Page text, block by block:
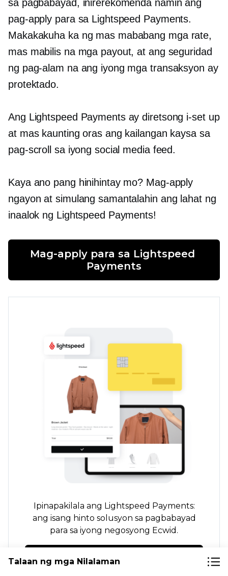
sa pagbabayad, inirerekomenda namin ang
pag-apply para sa Lightspeed Payments.
Makakakuha ka ng mas mababang mga rate,
mas mabilis na mga payout, at ang seguridad
ng pag-alam na ang iyong mga transaksyon ay
protektado.
Ang Lightspeed Payments ay diretsong i-set up
at mas kaunting oras ang kailangan kaysa sa
pag-scroll sa iyong social media feed.
Kaya ano pang hinihintay mo? Mag-apply
ngayon at simulang samantalahin ang lahat ng
inaalok ng Lightspeed Payments!
Mag-apply para sa Lightspeed
Payments
Ipinapakilala ang Lightspeed Payments:
ang isang hinto solusyon sa pagbabayad
para sa iyong negosyong Ecwid.
Dagdagan ang nalalaman
Talaan ng mga Nilalaman